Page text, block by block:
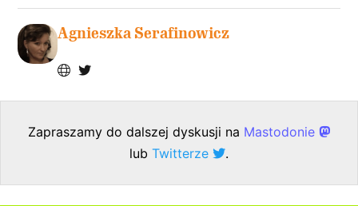
Agnieszka Serafinowicz
Zapraszamy do dalszej dyskusji na Mastodonie
lub Twitterze .